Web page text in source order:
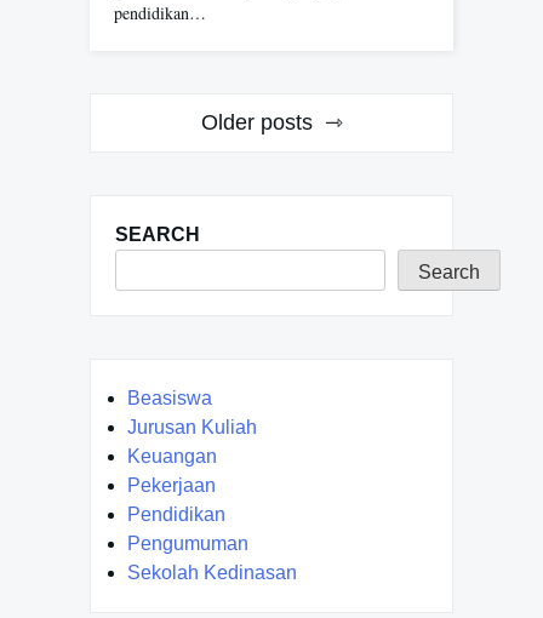
pendidikan…
Older posts
SEARCH
Search
Beasiswa
Jurusan Kuliah
Keuangan
Pekerjaan
Pendidikan
Pengumuman
Sekolah Kedinasan